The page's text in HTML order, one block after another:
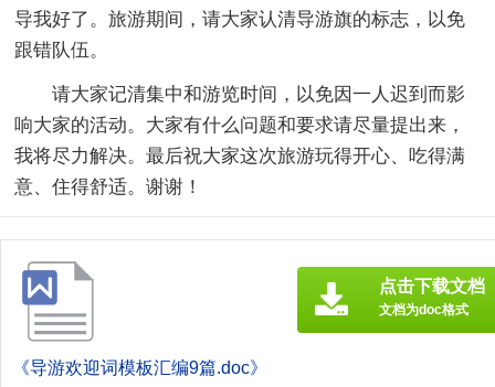
导我好了。旅游期间，请大家认清导游旗的标志，以免
跟错队伍。
请大家记清集中和游览时间，以免因一人迟到而影
响大家的活动。大家有什么问题和要求请尽量提出来，
我将尽力解决。最后祝大家这次旅游玩得开心、吃得满
意、住得舒适。谢谢！
《导游欢迎词模板汇编9篇.doc》
点击下载文档
文档为doc格式